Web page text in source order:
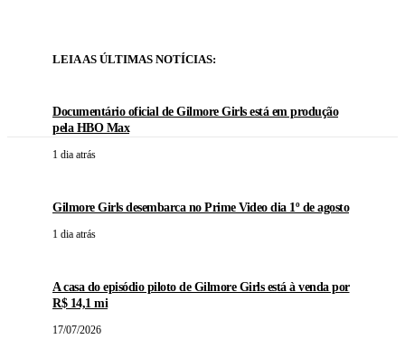
LEIA AS ÚLTIMAS NOTÍCIAS:
Documentário oficial de Gilmore Girls está em produção
pela HBO Max
1 dia atrás
Gilmore Girls desembarca no Prime Video dia 1º de agosto
1 dia atrás
A casa do episódio piloto de Gilmore Girls está à venda por
R$ 14,1 mi
17/07/2026